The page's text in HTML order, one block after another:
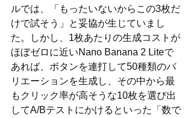
ルでは、「もったいないからこの3枚だ
けで試そう」と妥協が生じていまし
た。しかし、1枚あたりの生成コストが
ほぼゼロに近いNano Banana 2 Liteで
あれば、ボタンを連打して50種類のバ
リエーションを生成し、その中から最
もクリック率が高そうな10枚を選び出
してA/Bテストにかけるといった「数で